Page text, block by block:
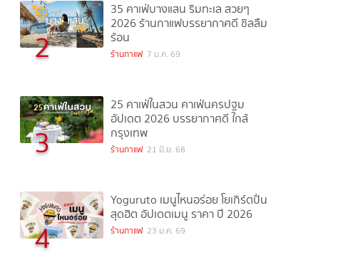
2
35 คาเฟ่บางแสน ริมทะเล สวยๆ
2026 ร้านกาแฟบรรยากาศดี ชิลลืม
ร้อน
ร้านกาแฟ 7 ม.ค. 69
3
25 คาเฟ่ในสวน คาเฟ่นครปฐม
อัปเดต 2026 บรรยากาศดี ใกล้
กรุงเทพ
ร้านกาแฟ 21 มิ.ย. 68
4
Yoguruto เมนูไหนอร่อย โยเกิร์ตปั่น
สุดฮิต อัปเดตเมนู ราคา ปี 2026
ร้านกาแฟ 23 ม.ค. 69